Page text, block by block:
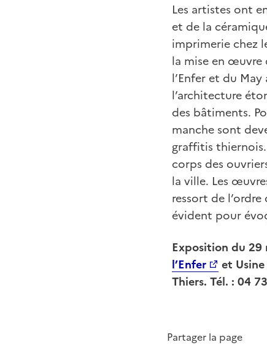
Les artistes ont
et de la
imprimerie chez
la mise en œuvre
l’Enfer et du
l’architecture
des bâtiments.
manche sont
graffitis
corps des
la ville. Les
ressort de
évident pour
Exposition du 29
l’Enfer
et
Thiers. Tél. : 04
Partager la page